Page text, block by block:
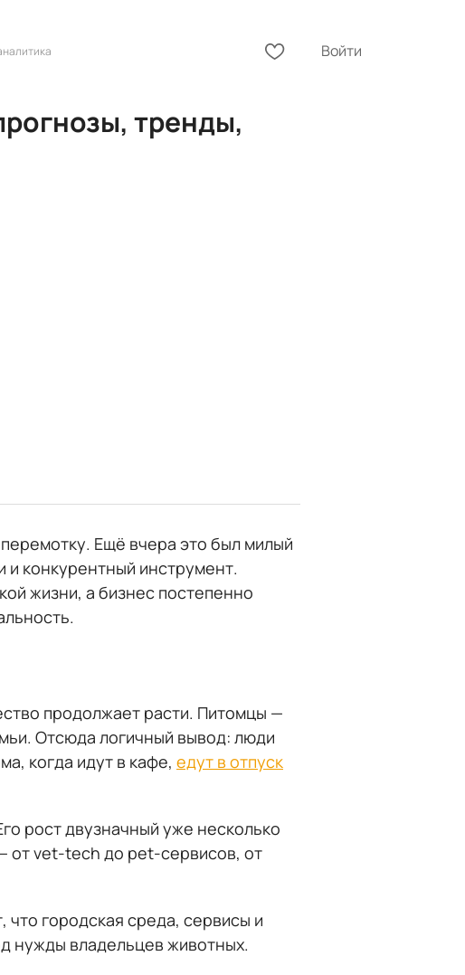
Войти
тренды,
Ещё вчера это был милый
и конкурентный инструмент.
жизни, а бизнес постепенно
продолжает расти. Питомцы —
Отсюда логичный вывод: люди
когда идут в кафе, едут в отпуск
рост двузначный уже несколько
от vet-tech до pet-сервисов, от
городская среда, сервисы и
нужды владельцев животных.